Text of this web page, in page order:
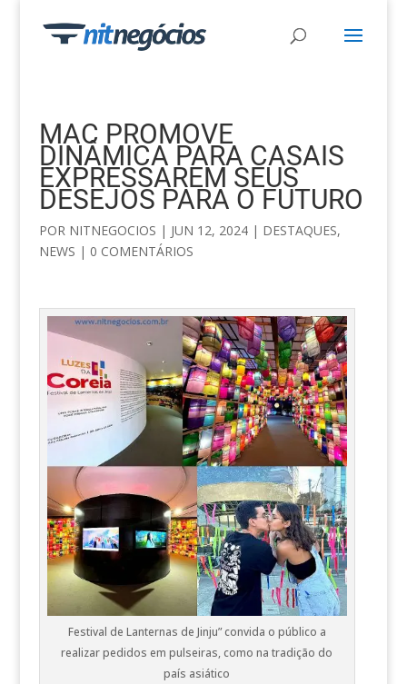
MAC PROMOVE
DINÂMICA PARA CASAIS
EXPRESSAREM SEUS
DESEJOS PARA O FUTURO
POR NITNEGOCIOS | JUN 12, 2024| DESTAQUES,
NEWS | 0 COMENTÁRIOS
Festival de Lanternas de Jinju” convida o público a
realizar pedidos em pulseiras, como na tradição do
país asiático